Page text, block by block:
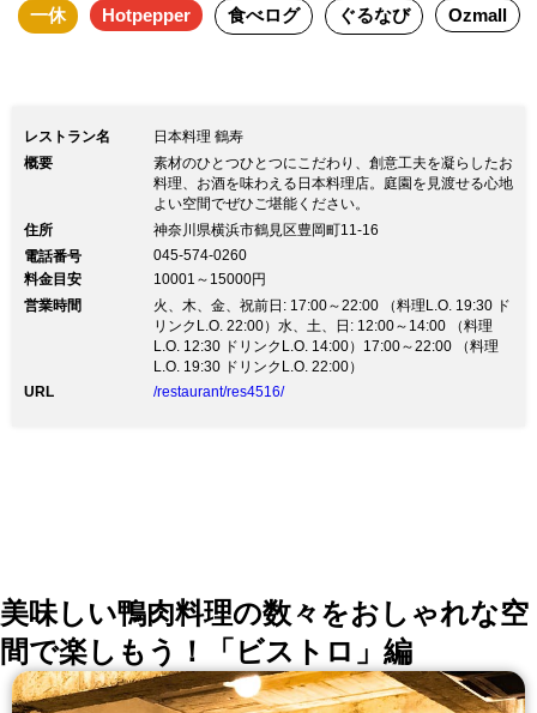
一休 Hotpepper 食べログ ぐるなび Ozmall
レストラン名
日本料理 鶴寿
概要
素材のひとつひとつにこだわり、創意工夫を凝らしたお
料理、お酒を味わえる日本料理店。庭園を見渡せる心地
よい空間でぜひご堪能ください。
住所
神奈川県横浜市鶴見区豊岡町11-16
電話番号
045-574-0260
料金目安
10001～15000円
営業時間
火、木、金、祝前日: 17:00～22:00 （料理L.O. 19:30 ド
リンクL.O. 22:00）水、土、日: 12:00～14:00 （料理
L.O. 12:30 ドリンクL.O. 14:00）17:00～22:00 （料理
L.O. 19:30 ドリンクL.O. 22:00）
URL
/restaurant/res4516/
美味しい鴨肉料理の数々をおしゃれな空
間で楽しもう！「ビストロ」編